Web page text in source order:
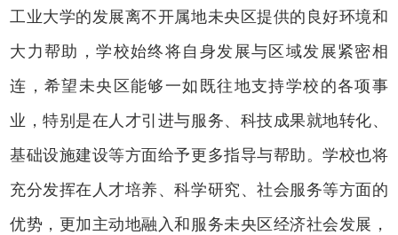
工业大学的发展离不开属地未央区提供的良好环境和
大力帮助，学校始终将自身发展与区域发展紧密相
连，希望未央区能够一如既往地支持学校的各项事
业，特别是在人才引进与服务、科技成果就地转化、
基础设施建设等方面给予更多指导与帮助。学校也将
充分发挥在人才培养、科学研究、社会服务等方面的
优势，更加主动地融入和服务未央区经济社会发展，